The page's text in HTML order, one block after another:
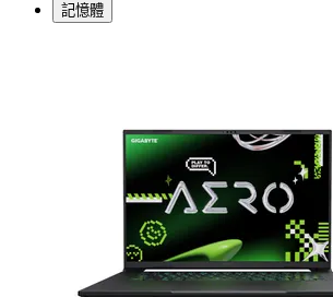
記憶體